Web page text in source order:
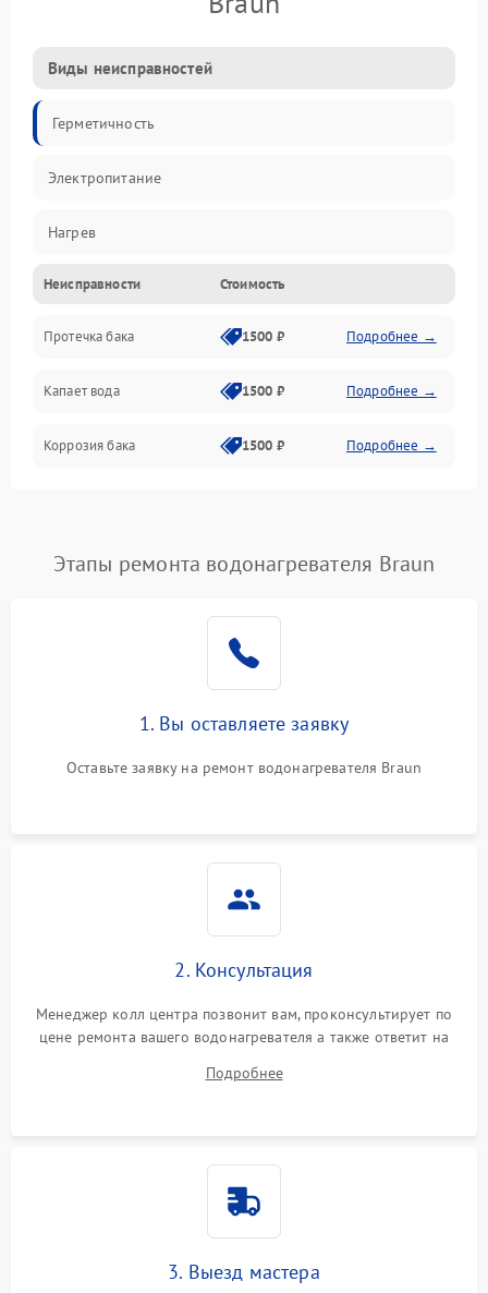
Виды неисправностей
Герметичность
Электропитание
Нагрев
Датчики
Механика
Неисправности Стоимость
Протечка бака 1500 ₽ Подробнее →
Капает вода 1500 ₽ Подробнее →
Коррозия бака 1500 ₽ Подробнее →
Этапы ремонта водонагревателя Braun
1. Вы оставляете заявку
Оставьте заявку на ремонт водонагревателя Braun
2. Консультация
Менеджер колл центра позвонит вам, проконсультирует по
цене ремонта вашего водонагревателя а также ответит на
Подробнее
3. Выезд мастера